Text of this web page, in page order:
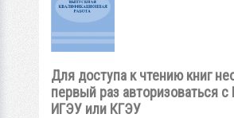
Для доступа к чтению книг
первый раз авторизоваться с
ИГЭУ или КГЭУ